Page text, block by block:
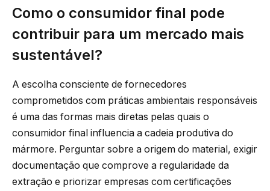
Como o consumidor final pode
contribuir para um mercado mais
sustentável?
A escolha consciente de fornecedores
comprometidos com práticas ambientais responsáveis
é uma das formas mais diretas pelas quais o
consumidor final influencia a cadeia produtiva do
mármore. Perguntar sobre a origem do material, exigir
documentação que comprove a regularidade da
extração e priorizar empresas com certificações